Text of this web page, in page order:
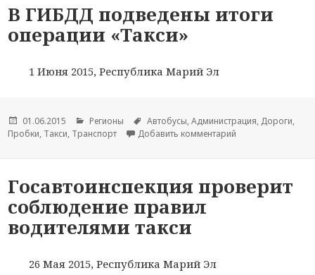
В ГИБДД подведены итоги
операции «Такси»
1 Июня 2015, Республика Марий Эл
Опубликовано
01.06.2015 Рубрики
Регионы Метки
Автобусы,Администрация, Дороги,
Пробки, Такси, Транспорт Добавить комментарий
Госавтоинспекция проверит
соблюдение правил
водителями такси
26 Мая 2015, Республика Марий Эл